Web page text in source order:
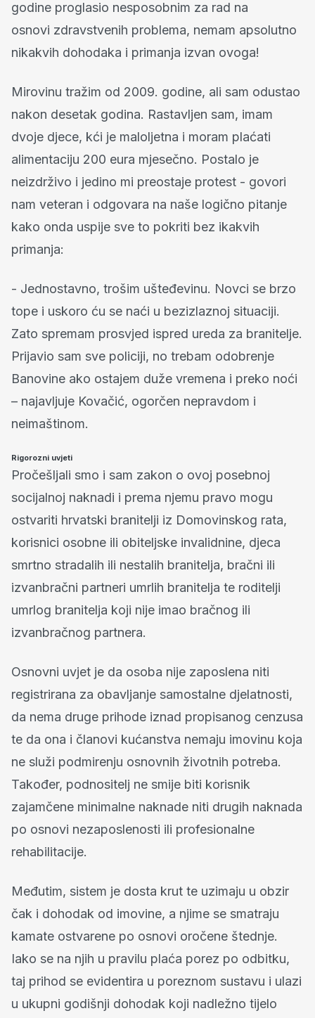
godine proglasio nesposobnim za rad na
osnovi zdravstvenih problema, nemam apsolutno
nikakvih dohodaka i primanja izvan ovoga!
Mirovinu tražim od 2009. godine, ali sam odustao
nakon desetak godina. Rastavljen sam, imam
dvoje djece, kći je maloljetna i moram plaćati
alimentaciju 200 eura mjesečno. Postalo je
neizdrživo i jedino mi preostaje protest - govori
nam veteran i odgovara na naše logično pitanje
kako onda uspije sve to pokriti bez ikakvih
primanja:
- Jednostavno, trošim ušteđevinu. Novci se brzo
tope i uskoro ću se naći u bezizlaznoj situaciji.
Zato spremam prosvjed ispred ureda za branitelje.
Prijavio sam sve policiji, no trebam odobrenje
Banovine ako ostajem duže vremena i preko noći
– najavljuje Kovačić, ogorčen nepravdom i
neimaštinom.
Rigorozni uvjeti
Pročešljali smo i sam zakon o ovoj posebnoj
socijalnoj naknadi i prema njemu pravo mogu
ostvariti hrvatski branitelji iz Domovinskog rata,
korisnici osobne ili obiteljske invalidnine, djeca
smrtno stradalih ili nestalih branitelja, bračni ili
izvanbračni partneri umrlih branitelja te roditelji
umrlog branitelja koji nije imao bračnog ili
izvanbračnog partnera.
Osnovni uvjet je da osoba nije zaposlena niti
registrirana za obavljanje samostalne djelatnosti,
da nema druge prihode iznad propisanog cenzusa
te da ona i članovi kućanstva nemaju imovinu koja
ne služi podmirenju osnovnih životnih potreba.
Također, podnositelj ne smije biti korisnik
zajamčene minimalne naknade niti drugih naknada
po osnovi nezaposlenosti ili profesionalne
rehabilitacije.
Međutim, sistem je dosta krut te uzimaju u obzir
čak i dohodak od imovine, a njime se smatraju
kamate ostvarene po osnovi oročene štednje.
Iako se na njih u pravilu plaća porez po odbitku,
taj prihod se evidentira u poreznom sustavu i ulazi
u ukupni godišnji dohodak koji nadležno tijelo